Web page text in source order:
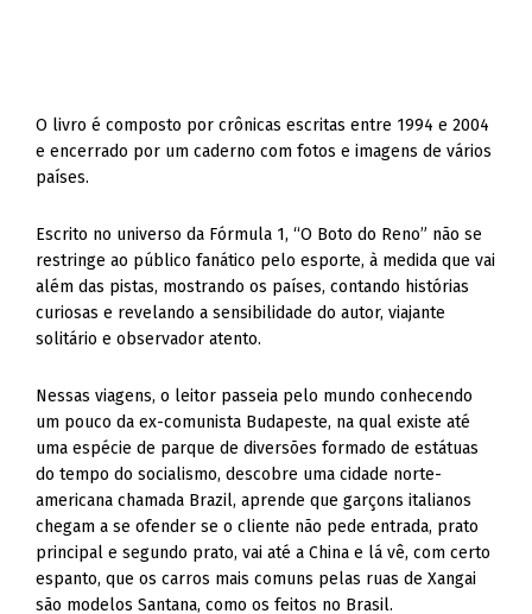
O livro é composto por crônicas escritas entre 1994 e 2004
e encerrado por um caderno com fotos e imagens de vários
países.
Escrito no universo da Fórmula 1, “O Boto do Reno” não se
restringe ao público fanático pelo esporte, à medida que vai
além das pistas, mostrando os países, contando histórias
curiosas e revelando a sensibilidade do autor, viajante
solitário e observador atento.
Nessas viagens, o leitor passeia pelo mundo conhecendo
um pouco da ex-comunista Budapeste, na qual existe até
uma espécie de parque de diversões formado de estátuas
do tempo do socialismo, descobre uma cidade norte-
americana chamada Brazil, aprende que garçons italianos
chegam a se ofender se o cliente não pede entrada, prato
principal e segundo prato, vai até a China e lá vê, com certo
espanto, que os carros mais comuns pelas ruas de Xangai
são modelos Santana, como os feitos no Brasil.